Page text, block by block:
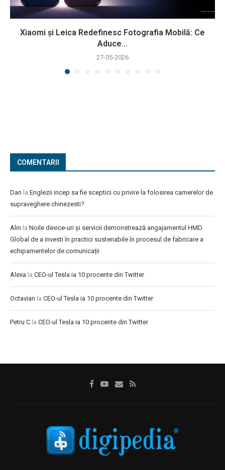
Xiaomi și Leica Redefinesc Fotografia Mobilă: Ce
Aduce...
27-05-2026
COMENTARII
Dan la Englezii incep sa fie sceptici cu privire la folosirea camerelor de
supraveghere chinezesti?
Alin la Noile device-uri și servicii demonstrează angajamentul HMD
Global de a investi în practici sustenabile în procesul de fabricare a
echipamentelor de comunicații
Alexa la CEO-ul Tesla ia 10 procente din Twitter
Octavian la CEO-ul Tesla ia 10 procente din Twitter
Petru C la CEO-ul Tesla ia 10 procente din Twitter